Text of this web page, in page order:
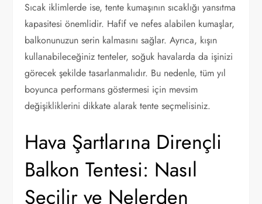
Sıcak iklimlerde ise, tente kumaşının sıcaklığı yansıtma
kapasitesi önemlidir. Hafif ve nefes alabilen kumaşlar,
balkonunuzun serin kalmasını sağlar. Ayrıca, kışın
kullanabileceğiniz tenteler, soğuk havalarda da işinizi
görecek şekilde tasarlanmalıdır. Bu nedenle, tüm yıl
boyunca performans göstermesi için mevsim
değişikliklerini dikkate alarak tente seçmelisiniz.
Hava Şartlarına Dirençli
Balkon Tentesi: Nasıl
Seçilir ve Nelerden